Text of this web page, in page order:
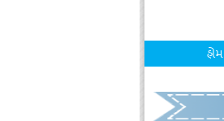
હોમ